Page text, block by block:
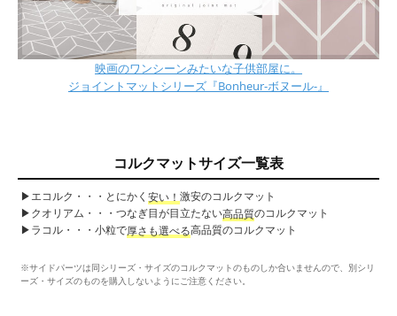
映画のワンシーンみたいな子供部屋に。
ジョイントマットシリーズ『Bonheur-ボヌール-』
コルクマットサイズ一覧表
▶︎エコルク・・・とにかく 安い！ 激安のコルクマット
▶︎クオリアム・・・つなぎ目が目立たない高品質のコルクマット
▶︎ラコル・・・小粒で厚さも選べる高品質のコルクマット
※サイドパーツは同シリーズ・サイズのコルクマットのものしか合いませんので、別シリ
ーズ・サイズのものを購入しないようにご注意ください。